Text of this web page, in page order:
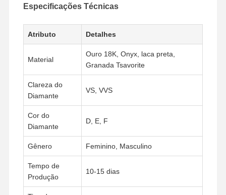
Para Casa
Especificações Técnicas
Atributo Detalhes
Material
Ouro 18K, Onyx, laca preta,
Granada Tsavorite
Clareza do
Diamante
VS, VVS
Cor do
Diamante
D, E, F
Gênero Feminino, Masculino
Tempo de
Produção
10-15 dias